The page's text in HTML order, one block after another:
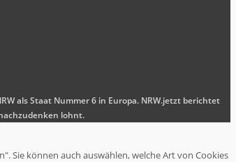
als Staat Nummer 6 in Europa. NRW.jetzt berichtet
lohnt.
Sie können auch auswählen, welche Art von Cookies